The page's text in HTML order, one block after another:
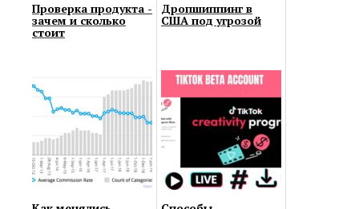
Проверка продукта -
зачем и сколько
стоит
Дропшиппинг в
США под угрозой